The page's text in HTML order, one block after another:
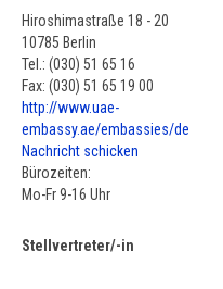
Hiroshimastraße 18 - 20
10785 Berlin
Tel.: (030) 51 65 16
Fax: (030) 51 65 19 00
http://www.uae-
embassy.ae/embassies/de
Nachricht schicken
Bürozeiten:
Mo-Fr 9-16 Uhr
Stellvertreter/-in